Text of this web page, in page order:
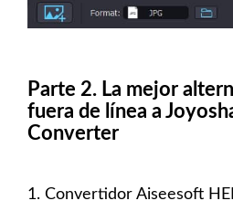
Parte 2. La mejor
fuera de línea a
Converter
1. Convertidor Aiseesoft